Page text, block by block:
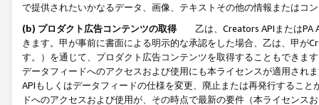
で提供されたいかなるデータ、画像、テキストその他の情報またはコ
(b) プロダクト広告コンテンツの取得
乙は、Creators APIまたはPA
きます。甲が事前に書面による明示的な承認をした場合、乙は、甲が
す。）を通じて、プロダクト広告コンテンツを取得することもできま
データフィードへのアクセスおよび使用にも本ライセンスが適用され
APIもしくはデータフィードの仕様を変更、廃止または再発行するこ
ドへのアクセスおよび使用が、その時点で最新の要件（本ライセン